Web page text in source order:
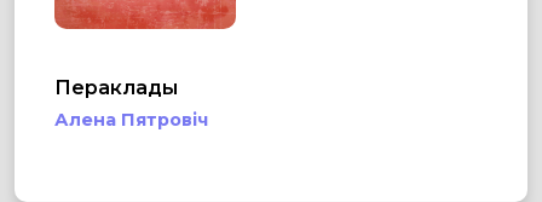
Пераклады
Алена Пятровіч